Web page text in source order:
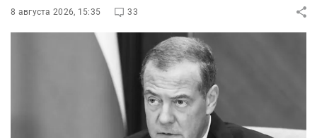
8 августа 2026, 15:35 33